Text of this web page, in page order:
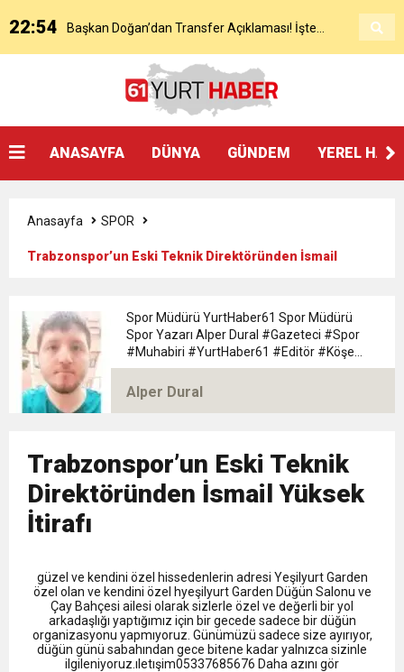
KAP’a Bildirdi
22:54 Başkan Doğan’dan Transfer Açıklaması! İşte
Mohamed Salah’ın Trabzon’da İlk Sözleri!
Bildirdi
20:05 Trabzonspor Muhammed Salah Transferini
Tamamladı
9:50 MGD’DEN ANITKABİR’E ANLAMLI ZİYARET
18:59 Trabzonspor Mitongo Transferini KAP’a Bildirdi
22:58 Trabzonspor, Salah Transferinin Maliyetini
KAP’a Bildirdi
ANASAYFA DÜNYA GÜNDEM YEREL
Anasayfa SPOR
Trabzonspor’un Eski Teknik Direktöründen İsmail
Spor Müdürü YurtHaber61 Spor Müdürü
Spor Yazarı Alper Dural #Gazeteci #Spor
#Muhabiri #YurtHaber61 #Editör #Köşe
#Yazarı Trabzon Bölgesi 61yurthaber Spor
Müdürü spor Yazarı Alper Dural
Alper Dural
Trabzonspor’un Eski Teknik
Direktöründen İsmail Yüksek
İtirafı
güzel ve kendini özel hissedenlerin adresi Yeşilyurt Garden
özel olan ve kendini özel hyeşilyurt Garden Düğün Salonu ve
Çay Bahçesi ailesi olarak sizlerle özel ve değerli bir yol
arkadaşlığı yaptığımız için bir gecede sadece bir düğün
organizasyonu yapmıyoruz. Günümüzü sadece size ayırıyor,
düğün günü sabahından gece bitene kadar yalnızca sizinle
ilgileniyoruz.ıletışim05337685676 Daha azını gör